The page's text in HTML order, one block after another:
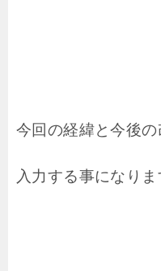
今回の経緯と今後の
入力する事になりま